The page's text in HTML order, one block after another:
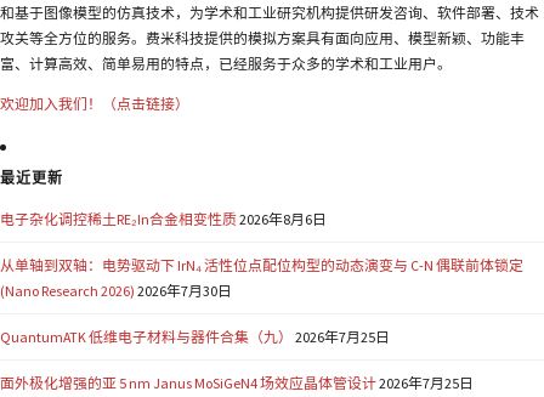
和基于图像模型的仿真技术，为学术和工业研究机构提供研发咨询、软件部署、技术
攻关等全方位的服务。费米科技提供的模拟方案具有面向应用、模型新颖、功能丰
富、计算高效、简单易用的特点，已经服务于众多的学术和工业用户。
欢迎加入我们！（点击链接）
最近更新
电子杂化调控稀土RE₂In合金相变性质2026年8月6日
从单轴到双轴：电势驱动下 IrN₄ 活性位点配位构型的动态演变与 C-N 偶联前体锁定
(Nano Research 2026) 2026年7月30日
QuantumATK 低维电子材料与器件合集（九） 2026年7月25日
面外极化增强的亚 5 nm Janus MoSiGeN4 场效应晶体管设计2026年7月25日